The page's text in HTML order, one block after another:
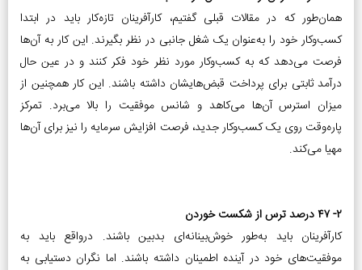
همان‌طور که در مقالات قبلی گفتیم، کارآفرینان تازه‌کار باید در ابتدا
کسب‌و‌کار خود را به‌عنوان یک شغل جانبی در نظر بگیرند. این کار به آن‌ها
فرصت می‌دهد که به کسب‌و‌کار مورد نظر خود فکر کنند و در عین حال
درآمد ثابتی برای پرداخت قبض‌هایشان داشته باشند. این کار همچنین از
میزان استرس آن‌ها می‌کاهد و شانس موفقیت را بالا می‌برد. تمرکز
پاره‌وقت روی یک کسب‌و‌کار جدید، فرصت افزایش سرمایه را نیز برای آن‌ها
مهیا می‌کند.
۲- ۴۷ درصد ترس از شکست خوردن
کارآفرینان باید به‌طور خوش‌بینانه‌ای بدبین باشند. درواقع باید به
موفقیت‌های خود در آینده اطمینان داشته باشند. اما نگران دستیابی به